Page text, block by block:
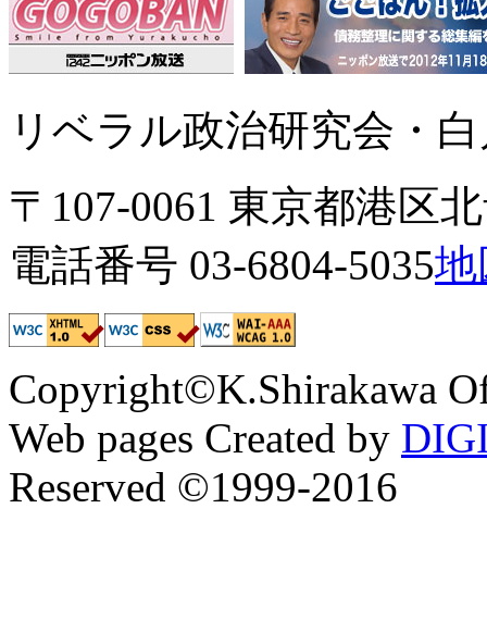
リベラル政治研究会・
〒107-0061 東京都港区
電話番号 03-6804-5035地
Copyright©K.Shirakawa
Web pages Created by
Reserved ©1999-2016